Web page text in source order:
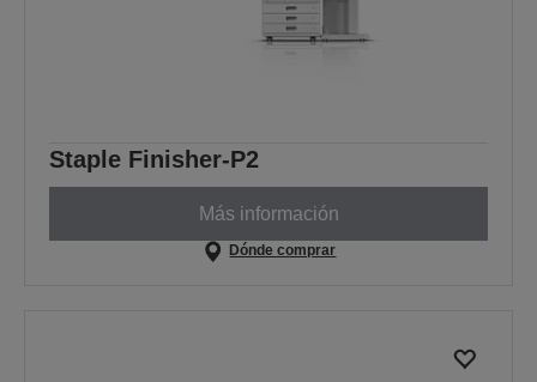
Staple Finisher-P2
Más información
Dónde comprar